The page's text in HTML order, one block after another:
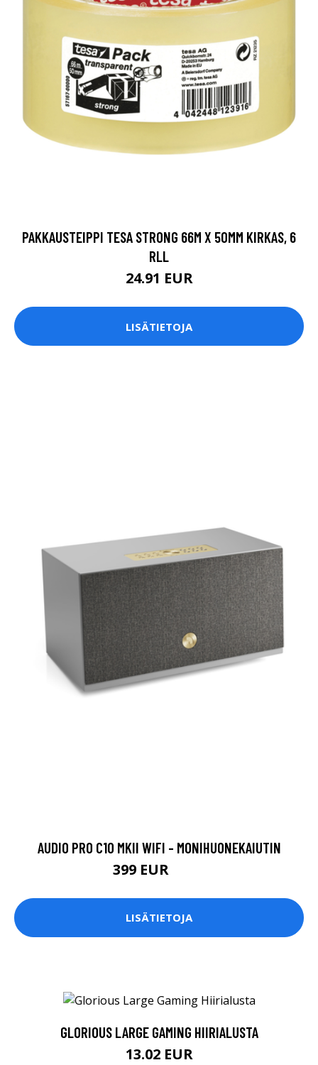
PAKKAUSTEIPPI TESA STRONG 66M X 50MM KIRKAS, 6
RLL
24.91 EUR
LISÄTIETOJA
AUDIO PRO C10 MKII WIFI - MONIHUONEKAIUTIN
399 EUR
LISÄTIETOJA
GLORIOUS LARGE GAMING HIIRIALUSTA
13.02 EUR